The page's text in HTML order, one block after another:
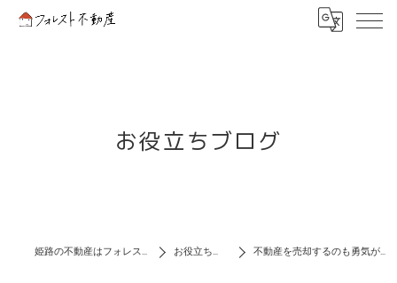
お役立ちブログ
姫路の不動産はフォレスト不動産 お役立ちブログ 不動産を売却するのも勇気がいります。